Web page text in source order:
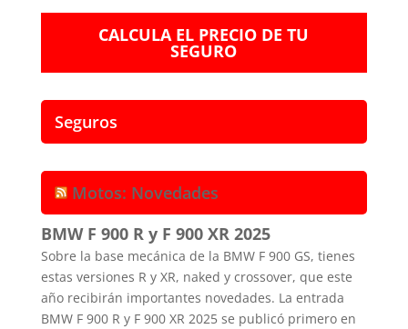
CALCULA EL PRECIO DE TU
SEGURO
Seguros
Motos: Novedades
BMW F 900 R y F 900 XR 2025
Sobre la base mecánica de la BMW F 900 GS, tienes
estas versiones R y XR, naked y crossover, que este
año recibirán importantes novedades. La entrada
BMW F 900 R y F 900 XR 2025 se publicó primero en